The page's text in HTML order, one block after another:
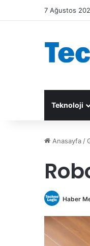
7 Ağustos
Teknoloji
Anasayfa /
Haber